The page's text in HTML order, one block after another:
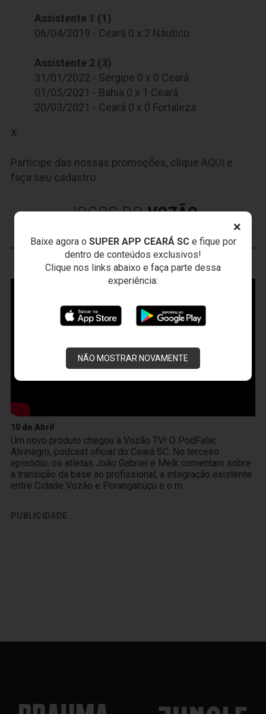
×
Baixe agora o SUPER APP CEARÁ SCe fique por
dentro de conteúdos exclusivos!
Clique nos links abaixo e faça parte dessa
experiência:
NÃO MOSTRAR NOVAMENTE
Assistente 1 (1)
06/04/2019 - Ceará 0 x 2 Náutico
Assistente 2 (3)
31/01/2022 - Sergipe 0 x 0 Ceará
01/05/2021 - Bahia 0 x 1 Ceará
20/03/2021 - Ceará 0 x 0 Fortaleza
X
Participe das nossas promoções, clique AQUI e
faça seu cadastro.
JOGOS DOVOZÃO
VOZÃO TV
10 de Abril
Um novo produto chegou à Vozão TV! O PodFalar,
Alvinegro, podcast oficial do Ceará SC. No terceiro
episódio, os atletas João Gabriel e Melk comentam sobre
a transição da base ao profissional, a integração existente
entre Cidade Vozão e Porangabuçu e o m
PUBLICIDADE